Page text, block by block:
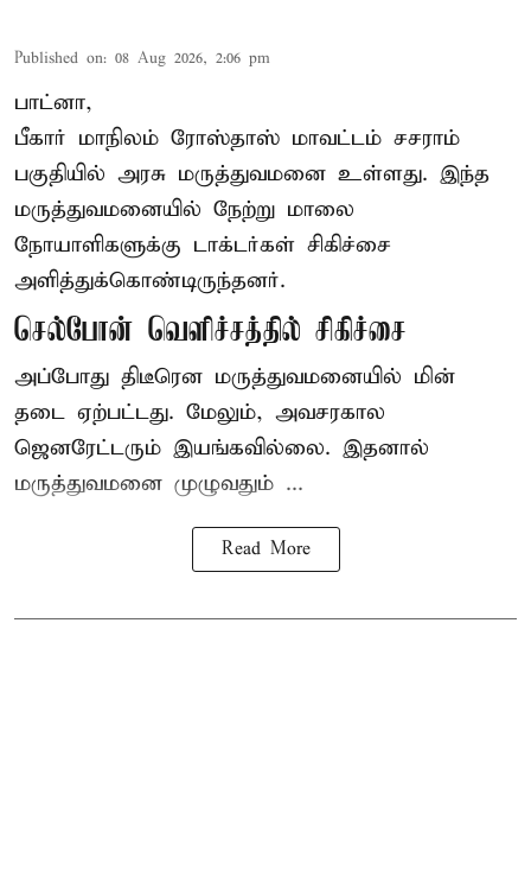
Published on: 08 Aug 2026, 2:06 pm
பாட்னா,
பீகார் மாநிலம் ரோஸ்தாஸ் மாவட்டம் சசராம்
பகுதியில் அரசு மருத்துவமனை உள்ளது. இந்த
மருத்துவமனையில் நேற்று மாலை
நோயாளிகளுக்கு டாக்டர்கள் சிகிச்சை
அளித்துக்கொண்டிருந்தனர்.
செல்போன் வெளிச்சத்தில் சிகிச்சை
அப்போது திடீரென மருத்துவமனையில் மின்
தடை ஏற்பட்டது. மேலும், அவசரகால
ஜெனரேட்டரும் இயங்கவில்லை. இதனால்
மருத்துவமனை முழுவதும் ...
Read More